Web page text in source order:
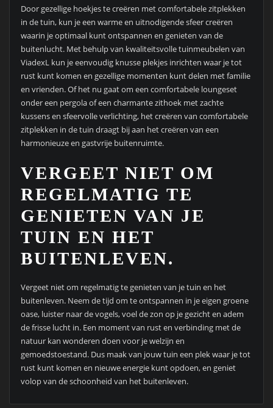
Door gezellige hoekjes te creëren met comfortabele zitplekken
in de tuin, kun je een warme en uitnodigende sfeer creëren
waarin je optimaal kunt ontspannen en genieten van de
buitenlucht. Met behulp van kwaliteitsvolle tuinmeubelen van
ViadexL kun je eenvoudig knusse plekjes inrichten waar je tot
rust kunt komen en gezellige momenten kunt delen met familie
en vrienden. Of het nu gaat om een comfortabele loungeset
onder een pergola of een charmante zithoek met zachte
kussens en sfeervolle verlichting, het creëren van comfortabele
zitplekken in de tuin draagt bij aan het creëren van een
harmonieuze en gastvrije buitenruimte.
VERGEET NIET OM
REGELMATIG TE
GENIETEN VAN JE
TUIN EN HET
BUITENLEVEN.
Vergeet niet om regelmatig te genieten van je tuin en het
buitenleven. Neem de tijd om te ontspannen in je eigen groene
oase, luister naar de vogels, voel de zon op je gezicht en adem
de frisse lucht in. Een moment van rust en verbinding met de
natuur kan wonderen doen voor je welzijn en
gemoedstoestand. Dus maak van jouw tuin een plek waar je tot
rust kunt komen en nieuwe energie kunt opdoen, en geniet
volop van de schoonheid van het buitenleven.